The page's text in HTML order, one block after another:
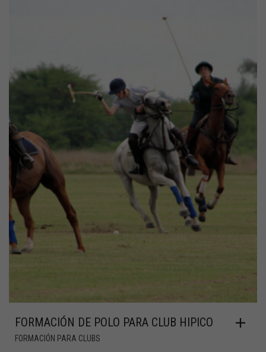
FORMACIÓN DE POLO PARA CLUB HIPICO
FORMACIÓN PARA CLUBS